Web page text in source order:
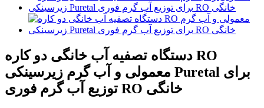
دستگاه تصفیه آب خانگی دو کاره RO
معمولی و آب گرم زیرسینکی Puretal برای
توزیع آب گرم فوری RO خانگی